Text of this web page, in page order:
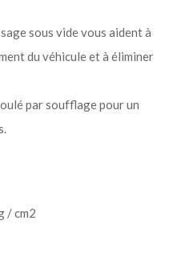
sous vide vous aident à
du véhicule et à éliminer
par soufflage pour un
/ cm2